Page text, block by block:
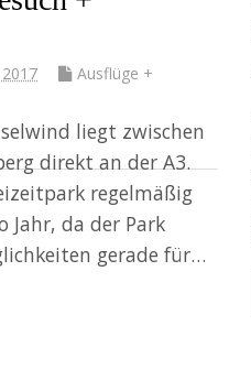
Ausflüge +
liegt zwischen
direkt an der A3.
regelmäßig
Jahr, da der Park
gerade für…